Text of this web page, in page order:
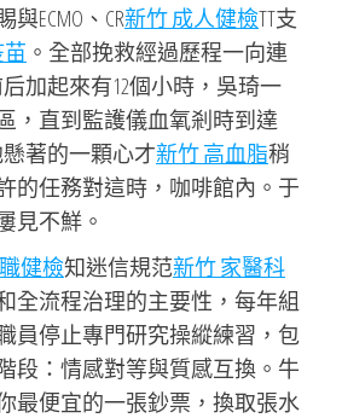
ECMO、CR新竹 成人健檢TT支
苗 。全部挽救經過歷程一向連
加起來有12個小時，吳琦一
，直到監護儀血氧剎時到達
懸著的一顆心才新竹 高血脂稍
的任務對這時，咖啡館內。于
見不鮮。
健檢知迷信規范新竹 家醫科
全流程治理的主要性，每年組
員停止專門研究操縱練習，包
段：情感對等與質感互換。牛
最便宜的一張鈔票，換取張水